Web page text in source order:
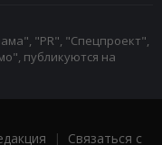
"PR", "Спецпроект",
публикуются на
| Связаться с